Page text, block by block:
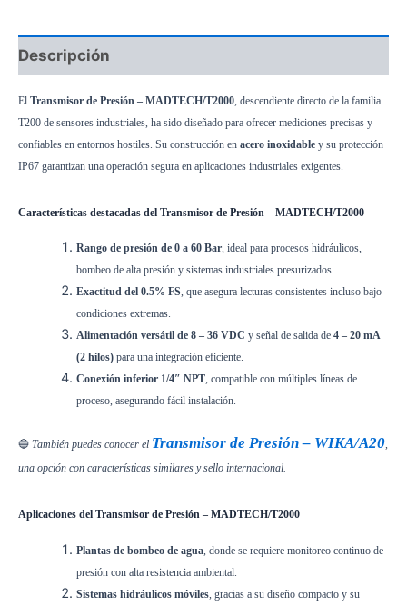
Descripción
El Transmisor de Presión – MADTECH/T2000, descendiente directo de la familia
T200 de sensores industriales, ha sido diseñado para ofrecer mediciones precisas y
confiables en entornos hostiles. Su construcción en acero inoxidable y su protección
IP67 garantizan una operación segura en aplicaciones industriales exigentes.
Características destacadas del Transmisor de Presión – MADTECH/T2000
Rango de presión de 0 a 60 Bar, ideal para procesos hidráulicos,
bombeo de alta presión y sistemas industriales presurizados.
Exactitud del 0.5% FS, que asegura lecturas consistentes incluso bajo
condiciones extremas.
Alimentación versátil de 8 – 36 VDC y señal de salida de 4 – 20 mA
(2 hilos)para una integración eficiente.
Conexión inferior 1/4″ NPT, compatible con múltiples líneas de
proceso, asegurando fácil instalación.
🔵 También puedes conocer el Transmisor de Presión – WIKA/A20,
una opción con características similares y sello internacional.
Aplicaciones del Transmisor de Presión – MADTECH/T2000
Plantas de bombeo de agua, donde se requiere monitoreo continuo de
presión con alta resistencia ambiental.
Sistemas hidráulicos móviles, gracias a su diseño compacto y su